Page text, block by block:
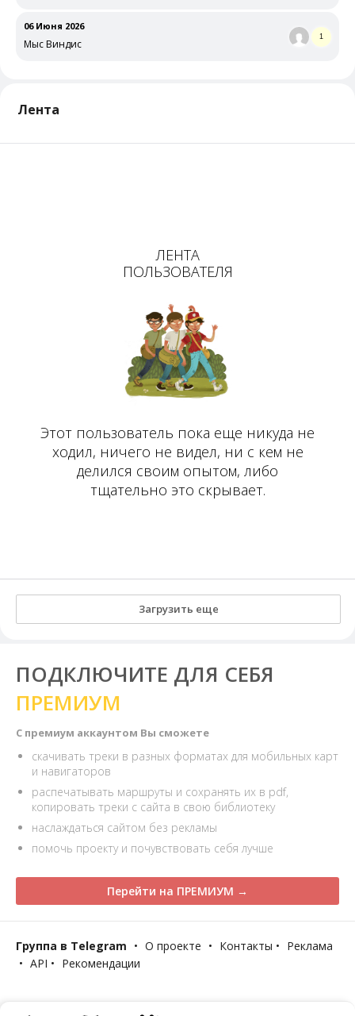
06 Июня 2026
Мыс Виндис
1
Лента
ЛЕНТА
ПОЛЬЗОВАТЕЛЯ
Этот пользователь пока еще никуда не
ходил, ничего не видел, ни с кем не
делился своим опытом, либо
тщательно это скрывает.
Загрузить еще
ПОДКЛЮЧИТЕ ДЛЯ СЕБЯ
ПРЕМИУМ
С премиум аккаунтом Вы сможете
скачивать треки в разных форматах для мобильных карт
и навигаторов
распечатывать маршруты и сохранять их в pdf,
копировать треки с сайта в свою библиотеку
наслаждаться сайтом без рекламы
помочь проекту и почувствовать себя лучше
Перейти на ПРЕМИУМ →
Группа в Telegram • О проекте • Контакты • Реклама
• API • Рекомендации